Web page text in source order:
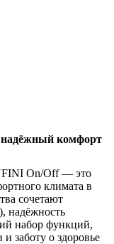
комфорт
On/Off — это
климата в
сочетают
надёжность
набор функций,
заботу о здоровье